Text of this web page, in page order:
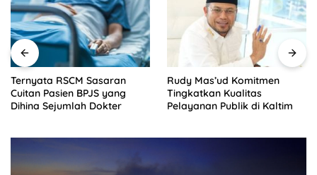
Ternyata RSCM Sasaran
Cuitan Pasien BPJS yang
Dihina Sejumlah Dokter
Rudy Mas’ud Komitmen
Tingkatkan Kualitas
Pelayanan Publik di Kaltim